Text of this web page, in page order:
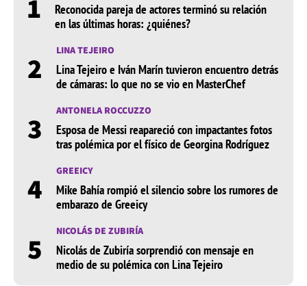
1
Reconocida pareja de actores terminó su relación
en las últimas horas: ¿quiénes?
2 LINA TEJEIRO
Lina Tejeiro e Iván Marín tuvieron encuentro detrás
de cámaras: lo que no se vio en MasterChef
3 ANTONELA ROCCUZZO
Esposa de Messi reapareció con impactantes fotos
tras polémica por el físico de Georgina Rodríguez
4 GREEICY
Mike Bahía rompió el silencio sobre los rumores de
embarazo de Greeicy
5 NICOLÁS DE ZUBIRÍA
Nicolás de Zubiría sorprendió con mensaje en
medio de su polémica con Lina Tejeiro